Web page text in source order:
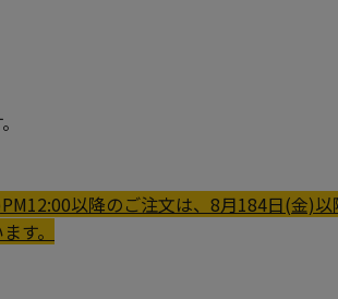
以降のご注文は、8月184日(金)以
す。